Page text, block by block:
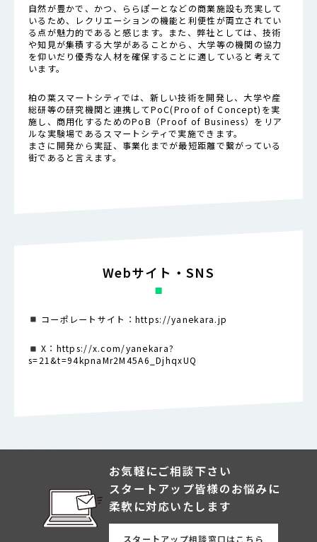
自然が豊かで、かつ、ららぽーとなどの商業施設も充実して
いるため、レクリエーションの機能と利便性が両立されてい
る点が魅力的であると感じます。また、弊社としては、技術
や知見が集積する大学があることから、大学等の機関の協力
を仰いだり優秀な人材を確保することに適していると考えて
います。
柏の葉スマートシティでは、新しい技術を開発し、大学や産
総研等の研究機関と連携してPoC(Proof of Concept)を実
施し、商用化するためのPoB（Proof of Business）をリア
ルな実験場であるスマートシティで実施できます。
まさに開発から実証、事業化までが最短距離で繋がっている
街であると言えます。
Webサイト・SNS
コーポレートサイト： https://yanekara.jp
X： https://x.com/yanekara?
s=21&t=94kpnaMr2M45A6_DjhqxUQ
お気軽にご相談下さい
スタートアップ皆様のお悩みに
柔軟に対応いたします
スタートアップ相談窓口はこちら